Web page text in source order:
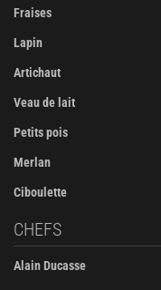
Fraises
Lapin
Artichaut
Veau de lait
Petits pois
Merlan
Ciboulette
CHEFS
Alain Ducasse